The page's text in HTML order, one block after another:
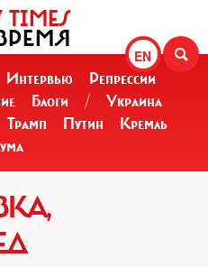
EN
TIMES
Интервью
Репрессии
Блоги /
Украина
Трамп Путин
Кремль